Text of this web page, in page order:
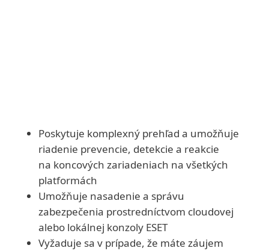
Poskytuje komplexný prehľad a umožňuje
riadenie prevencie, detekcie a reakcie
na koncových zariadeniach na všetkých
platformách
Umožňuje nasadenie a správu
zabezpečenia prostredníctvom cloudovej
alebo lokálnej konzoly ESET
Vyžaduje sa v prípade, že máte záujem